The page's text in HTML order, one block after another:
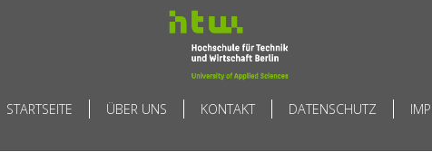
STARTSEITE ÜBER UNS KONTAKT DATENSCHUTZ